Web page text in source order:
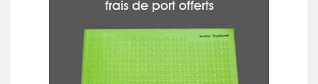
frais de port offerts